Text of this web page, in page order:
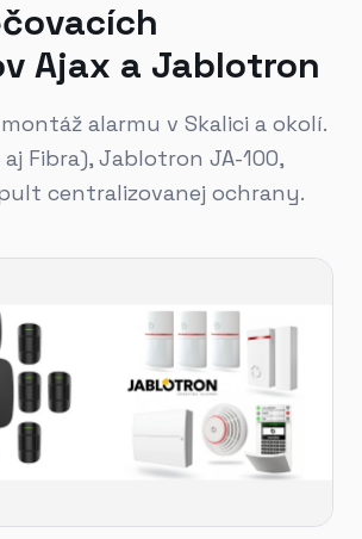
Ajax a Jablotron
alarmu v Skalici a okolí.
aj Fibra), Jablotron JA-100,
centralizovanej ochrany.